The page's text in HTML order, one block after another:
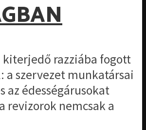
kiterjedő razziába fogott
a szervezet munkatársai
az édességárusokat
revizorok nemcsak a